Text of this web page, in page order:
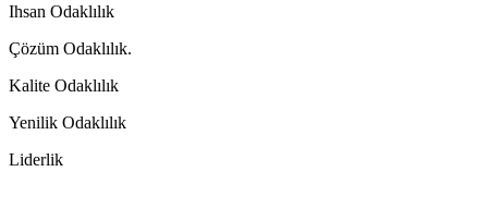
Ihsan Odaklılık
Çözüm Odaklılık.
Kalite Odaklılık
Yenilik Odaklılık
Liderlik